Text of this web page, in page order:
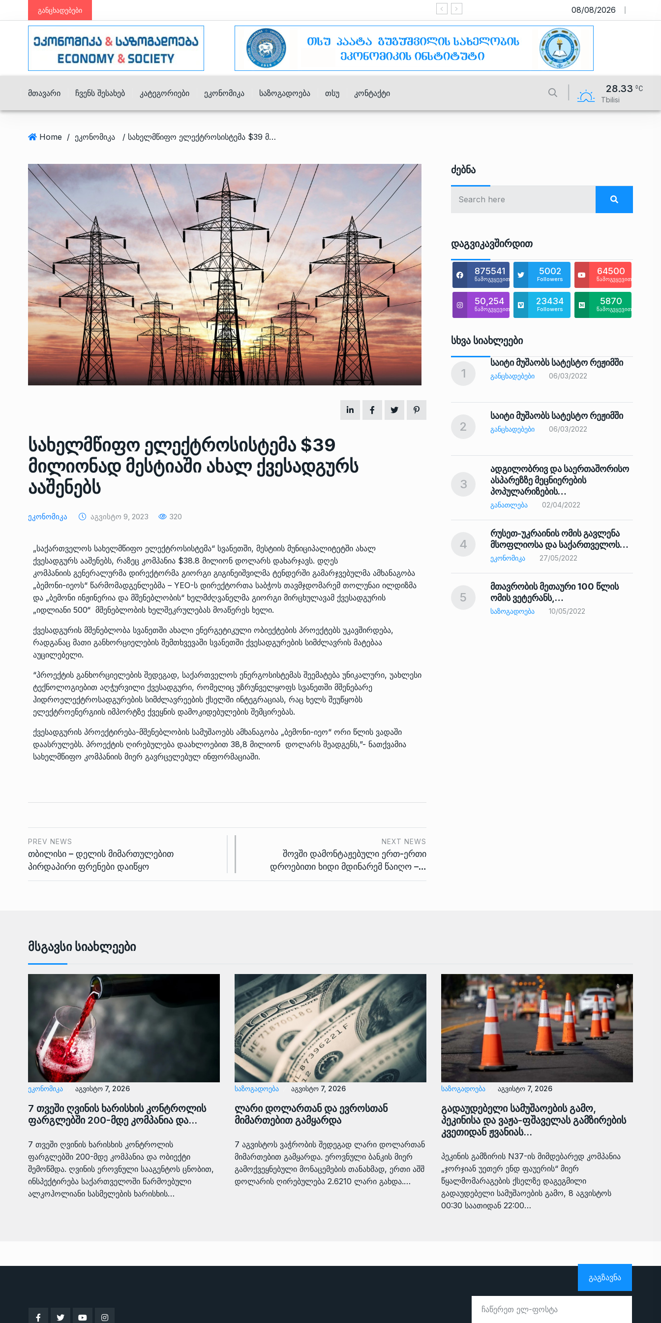
განცხადებები საიტი მუშაობს სატესტო რეჟიმში
08/08/2026
Მთავარი Ჩვენს Შესახებ Კატეგორიები Ეკონომიკა Საზოგადოება Თსუ Კონტაქტი 28.33
Tbilisi
Home / ეკონომიკა / სახელმწიფო ელექტროსისტემა $39 მილიონად მესტიაში ახალ ქვესადგურს ააშენებს
სახელმწიფო ელექტროსისტემა $39
მილიონად მესტიაში ახალ ქვესადგურს
ააშენებს
Ეკონომიკა Აგვისტო 9, 2023 320
„საქართველოს სახელმწიფო ელექტროსისტემა“ სვანეთში, მესტიის მუნიციპალიტეტში ახალ
ქვესადგურს ააშენებს, რაზეც კომპანია $38.8 მილიონ დოლარს დახარჯავს. დღეს
კომპანიის გენერალურმა დირექტორმა გიორგი გიგინეიშვილმა ტენდერში გამარჯვებულმა ამხანაგობა
„ბემონი-იეოს“ წარმომადგენლებმა – YEO-ს დირექტორთა საბჭოს თავმჯდომარემ თოლუნაი ილდიზმა
და „ბემონი ინჟინერია და მშენებლობის“ ხელმძღვანელმა გიორგი მირცხულავამ ქვესადგურის
„იდლიანი 500“ მშენებლობის ხელშეკრულებას მოაწერეს ხელი.
ქვესადგურის მშენებლობა სვანეთში ახალი ენერგეტიკული ობიექტების პროექტებს უკავშირდება,
რადგანაც მათი განხორციელების შემთხვევაში სვანეთში ქვესადგურების სიმძლავრის მატებაა
აუცილებელი.
“პროექტის განხორციელების შედეგად, საქართველოს ენერგოსისტემას შეემატება უნიკალური, უახლესი
ტექნოლოგიებით აღჭურვილი ქვესადგური, რომელიც უზრუნველყოფს სვანეთში მშენებარე
ჰიდროელექტროსადგურების სიმძლავრეების ქსელში ინტეგრაციას, რაც ხელს შეუწყობს
ელექტროენერგიის იმპორტზე ქვეყნის დამოკიდებულების შემცირებას.
ქვესადგურის პროექტირება-მშენებლობის სამუშაოებს ამხანაგობა „ბემონი-იეო“ ორი წლის ვადაში
დაასრულებს. პროექტის ღირებულება დაახლოებით 38,8 მილიონ დოლარს შეადგენს,”- ნათქვამია
სახელმწიფო კომპანიის მიერ გავრცელებულ ინფორმაციაში.
PREV NEWS
თბილისი – დელის მიმართულებით
პირდაპირი ფრენები დაიწყო
NEXT NEWS
შოვში დამონტაჟებული ერთ-ერთი
დროებითი ხიდი მდინარემ წაიღო –…
Ძებნა
Დაგვიკავშირდით
875541
წამოგვყევით
5002
Followers
64500
წამოგვყევით
50,254
წამოგვყევით
23434
Followers
5870
წამოგვყევით
Სხვა Სიახლეები
6
ოთარ შამუგია ბაქოში გამართულ
მინისტერიალზე სიტყვით…
ᲔᲙᲝᲜᲝᲛᲘᲙᲐ 10/05/2022
სამსახურის…
ᲔᲙᲝᲜᲝᲛᲘᲙᲐ 10/05/2022
8
საქართველოს რკინიგზის
ᲔᲙᲝᲜᲝᲛᲘᲙᲐ 11/05/2022
9
თბილისის ზაქარია ფალიაშვილის
სახელობის ოპერისა და
ბალეტის…
ᲙᲣᲚᲢᲣᲠᲐ 13/05/2022
10
თბილისის ზაქარია ფალიაშვილის
ბალეტის…
ᲙᲣᲚᲢᲣᲠᲐ 13/05/2022
11
ზურაბ აზარაშვილი:
„სოციალურად დაუცველთა
დასაქმების პროგრამაში,…
ᲡᲐᲖᲝᲒᲐᲓᲝᲔᲑᲐ 13/05/2022
12 ᲠᲔᲒᲘᲝᲜᲔᲑᲘ
მარაგი დღეისათვის გვაქვს
14
ღარიბაშვილი ოზურგეთის
ტექნოპარკში სტარტაპერებს…
ᲒᲐᲜᲐᲗᲚᲔᲑᲐ 15/05/2022
პრემიერ-მინისტრმა ირაკლი
ᲒᲐᲜᲐᲗᲚᲔᲑᲐ 15/05/2022
1
საიტი მუშაობს სატესტო რეჟიმში
ᲒᲐᲜᲪᲮᲐᲓᲔᲑᲔᲑᲘ 06/03/2022
2
საიტი მუშაობს სატესტო რეჟიმში
ᲒᲐᲜᲪᲮᲐᲓᲔᲑᲔᲑᲘ 06/03/2022
3
ადგილობრივ და საერთაშორისო
ასპარეზზე მეცნიერების
პოპულარიზების…
ᲒᲐᲜᲐᲗᲚᲔᲑᲐ 02/04/2022
4
რუსეთ-უკრაინის ომის გავლენა
მსოფლიოსა და საქართველოს…
ᲔᲙᲝᲜᲝᲛᲘᲙᲐ 27/05/2022
5
მთავრობის მეთაური 100 წლის
ომის ვეტერანს,…
ᲡᲐᲖᲝᲒᲐᲓᲝᲔᲑᲐ 10/05/2022
Მსგავსი Სიახლეები
ᲔᲙᲝᲜᲝᲛᲘᲙᲐ აგვისტო 7, 2026
7 თვეში ღვინის ხარისხის კონტროლის
ფარგლებში 200-მდე კომპანია და…
7 თვეში ღვინის ხარისხის კონტროლის
ფარგლებში 200-მდე კომპანია და ობიექტი
შემოწმდა. ღვინის ეროვნული სააგენტოს ცნობით,
ინსპექტირება საქართველოში წარმოებული
ალკოჰოლიანი სასმელების ხარისხის…
ᲡᲐᲖᲝᲒᲐᲓᲝᲔᲑᲐ აგვისტო 7, 2026
ლარი დოლართან და ევროსთან
მიმართებით გამყარდა
7 აგვისტოს ვაჭრობის შედეგად ლარი დოლართან
მიმართებით გამყარდა. ეროვნული ბანკის მიერ
გამოქვეყნებული მონაცემების თანახმად, ერთი აშშ
დოლარის ღირებულება 2.6210 ლარი გახდა.…
ᲡᲐᲖᲝᲒᲐᲓᲝᲔᲑᲐ აგვისტო 7, 2026
გადაუდებელი სამუშაოების გამო,
პეკინისა და ვაჟა-ფშაველას გამზირების
კვეთიდან ჟვანიას…
პეკინის გამზირის N37-ის მიმდებარედ კომპანია
„ჯორჯიან უეთერ ენდ ფაუერის“ მიერ
წყალმომარაგების ქსელზე დაგეგმილი
გადაუდებელი სამუშაოების გამო, 8 აგვისტოს
00:30 საათიდან 22:00…
ᲒᲐᲒᲖᲐᲕᲜᲐ